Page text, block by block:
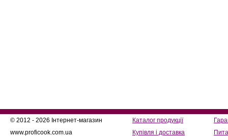
© 2012 - 2026 Інтернет-магазин
www.proficook.com.ua
Каталог продукції
Купівля і доставка